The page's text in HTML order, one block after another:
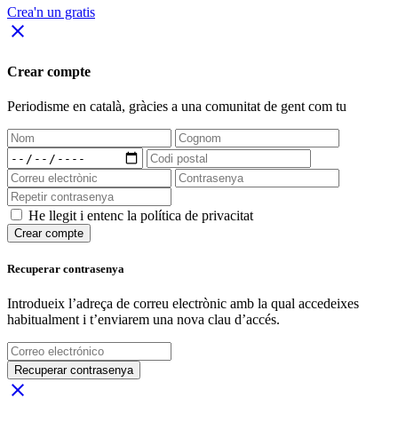
Crea'n un gratis
close
Crear compte
Periodisme en català, gràcies a una comunitat de gent com tu
He llegit i entenc la política de privacitat
Crear compte
Recuperar contrasenya
Introdueix l’adreça de correu electrònic amb la qual accedeixes
habitualment i t’enviarem una nova clau d’accés.
Recuperar contrasenya
close